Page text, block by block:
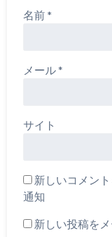
名前*
メール*
サイト
新しいコメン
通知
新しい投稿を